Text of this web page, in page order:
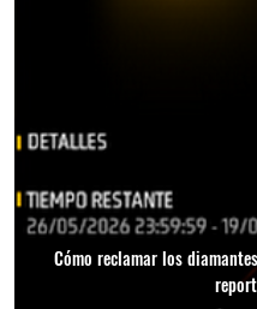
Cómo reclamar los